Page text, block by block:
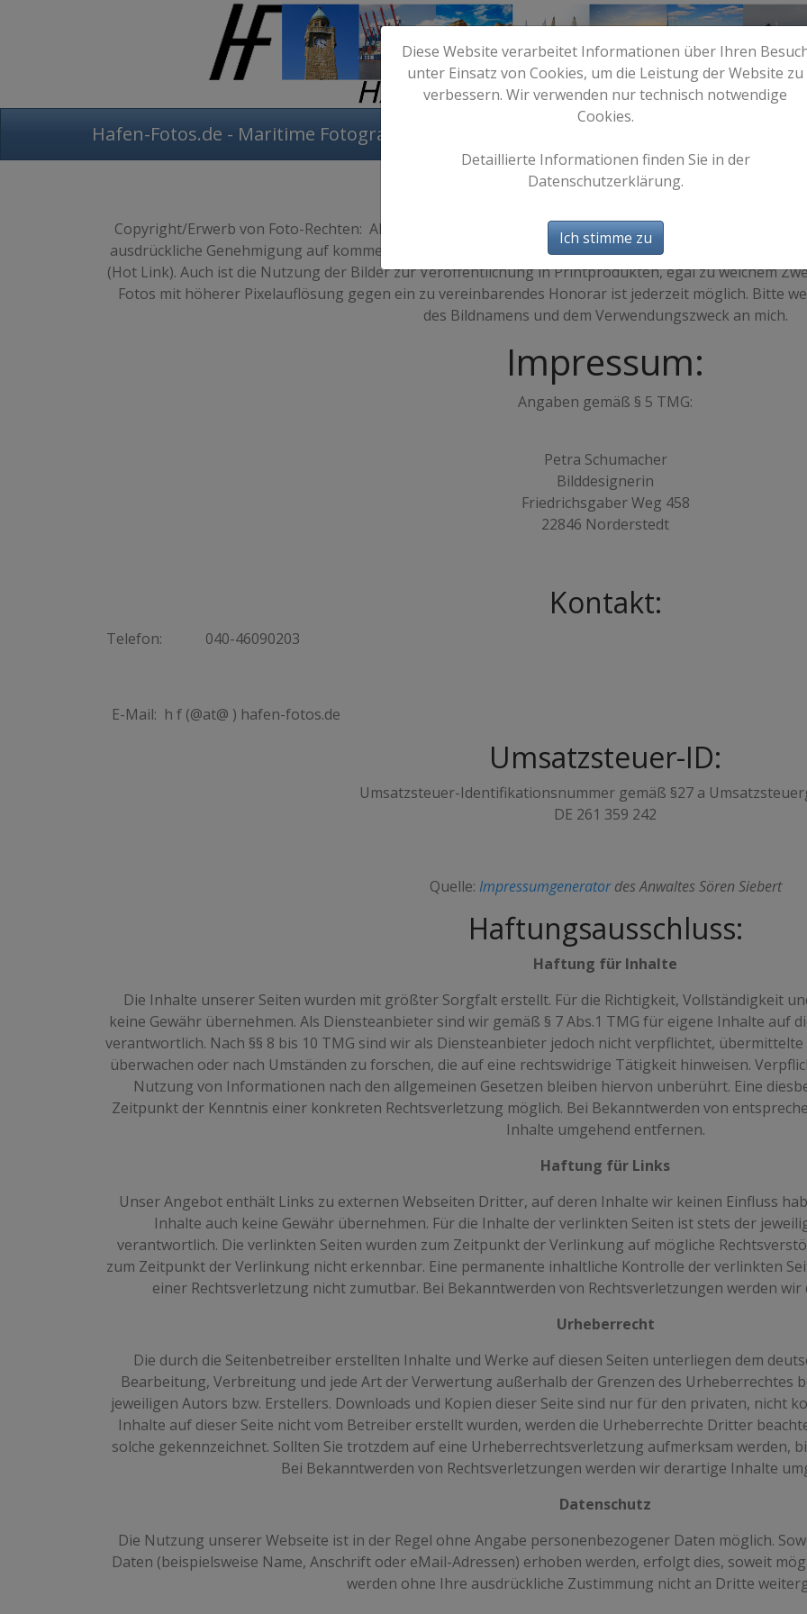
Hafen-Fotos.de - Maritime Fotografie
Allgemeiner Hinweis:
Copyright/Erwerb von Foto-Rechten: Alle Fotos dieser Webseite unterliegen ausschließlich meinem
ausdrückliche Genehmigung auf kommerziellen oder privaten Seiten veröffentlicht werden. Es ist
(Hot Link). Auch ist die Nutzung der Bilder zur Veröffentlichung in Printprodukten, egal zu welchem
Fotos mit höherer Pixelauflösung gegen ein zu vereinbarendes Honorar ist jederzeit möglich. Bitte
des Bildnamens und dem Verwendungszweck an mich.
Impressum:
Angaben gemäß § 5 TMG:
Petra Schumacher
Bilddesignerin
Friedrichsgaber Weg 458
22846 Norderstedt
Kontakt:
Telefon: 040-46090203
E-Mail: h f (@at@ ) hafen-fotos.de
Umsatzsteuer-ID:
Umsatzsteuer-Identifikationsnummer gemäß §27 a
DE 261 359 242
Quelle: Impressumgeneratordes Anwaltes Sören Siebert
Haftungsausschluss:
Haftung für Inhalte
Die Inhalte unserer Seiten wurden mit größter Sorgfalt erstellt. Für die Richtigkeit, Vollständigkeit
keine Gewähr übernehmen. Als Diensteanbieter sind wir gemäß § 7 Abs.1 TMG für eigene Inhalte auf
verantwortlich. Nach §§ 8 bis 10 TMG sind wir als Diensteanbieter jedoch nicht verpflichtet,
überwachen oder nach Umständen zu forschen, die auf eine rechtswidrige Tätigkeit hinweisen.
Nutzung von Informationen nach den allgemeinen Gesetzen bleiben hiervon unberührt. Eine
Zeitpunkt der Kenntnis einer konkreten Rechtsverletzung möglich. Bei Bekanntwerden von
Inhalte umgehend entfernen.
Haftung für Links
Unser Angebot enthält Links zu externen Webseiten Dritter, auf deren Inhalte wir keinen Einfluss
Inhalte auch keine Gewähr übernehmen. Für die Inhalte der verlinkten Seiten ist stets der
verantwortlich. Die verlinkten Seiten wurden zum Zeitpunkt der Verlinkung auf mögliche
zum Zeitpunkt der Verlinkung nicht erkennbar. Eine permanente inhaltliche Kontrolle der verlinkten
einer Rechtsverletzung nicht zumutbar. Bei Bekanntwerden von Rechtsverletzungen werden
Urheberrecht
Die durch die Seitenbetreiber erstellten Inhalte und Werke auf diesen Seiten unterliegen dem
Bearbeitung, Verbreitung und jede Art der Verwertung außerhalb der Grenzen des Urheberrechtes
jeweiligen Autors bzw. Erstellers. Downloads und Kopien dieser Seite sind nur für den privaten, nicht
Inhalte auf dieser Seite nicht vom Betreiber erstellt wurden, werden die Urheberrechte Dritter
solche gekennzeichnet. Sollten Sie trotzdem auf eine Urheberrechtsverletzung aufmerksam werden,
Bei Bekanntwerden von Rechtsverletzungen werden wir derartige Inhalte
Datenschutz
Die Nutzung unserer Webseite ist in der Regel ohne Angabe personenbezogener Daten möglich.
Daten (beispielsweise Name, Anschrift oder eMail-Adressen) erhoben werden, erfolgt dies, soweit
werden ohne Ihre ausdrückliche Zustimmung nicht an Dritte
Diese Website verarbeitet Informationen über Ihren
unter Einsatz von Cookies, um die Leistung der Website zu
verbessern. Wir verwenden nur technisch notwendige
Cookies.
Detaillierte Informationen finden Sie in der
Datenschutzerklärung.
Ich stimme zu